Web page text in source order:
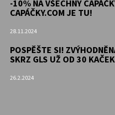
-10% NA VŠECHNY
CAPÁČKY.COM JE TU!
28.11.2024
POSPĚŠTE SI!
SKRZ GLS UŽ OD 30
26.2.2024